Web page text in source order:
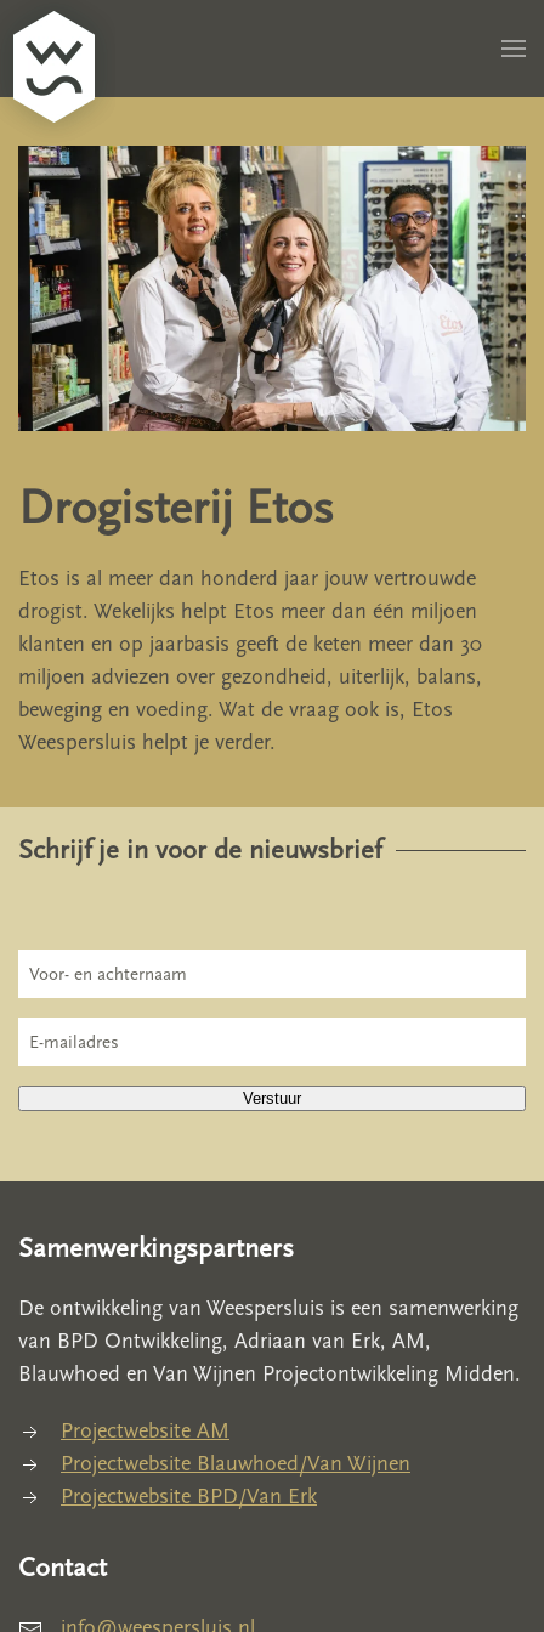
Skip to main content
Drogisterij Etos
Etos is al meer dan honderd jaar jouw vertrouwde
drogist. Wekelijks helpt Etos meer dan één miljoen
klanten en op jaarbasis geeft de keten meer dan 30
miljoen adviezen over gezondheid, uiterlijk, balans,
beweging en voeding. Wat de vraag ook is, Etos
Weespersluis helpt je verder.
Schrijf je in voor de nieuwsbrief
Verstuur
Samenwerkingspartners
De ontwikkeling van Weespersluis is een samenwerking
van BPD Ontwikkeling, Adriaan van Erk, AM,
Blauwhoed en Van Wijnen Projectontwikkeling Midden.
Projectwebsite AM
Projectwebsite Blauwhoed/Van Wijnen
Projectwebsite BPD/Van Erk
Contact